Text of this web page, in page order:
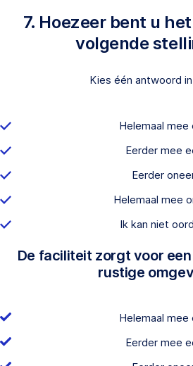
7. Hoezeer bent u
volgende
Kies één antwoord
Helemaal mee
Eerder mee
Eerder
Helemaal mee
Ik kan niet
De faciliteit zorgt voor
rustige
Helemaal mee
Eerder mee